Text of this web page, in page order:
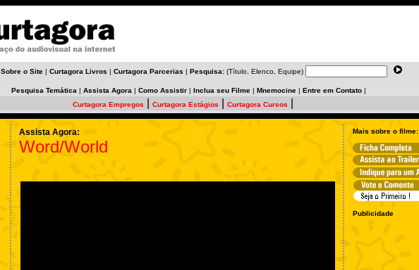
Sobre o Site | Curtagora Livros | Curtagora Parcerias | Pesquisa: (Título, Elenco, Equipe)
Pesquisa Temática | Assista Agora | Como Assistir | Inclua seu Filme | Mnemocine | Entre em Contato |
Curtagora Empregos
Curtagora Estágios Curtagora Cursos
Assista Agora:
Word/World
Mais sobre o filme:
Publicidade